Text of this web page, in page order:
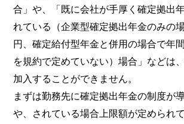
合」や、「既に会社が手厚く確定拠出
れている（企業型確定拠出年金のみの
円、確定給付型年金と併用の場合で年
を規約で定めていない）場合」などは
加入することができません。
まずは勤務先に確定拠出年金の制度が
や、されている場合上限額が定められ